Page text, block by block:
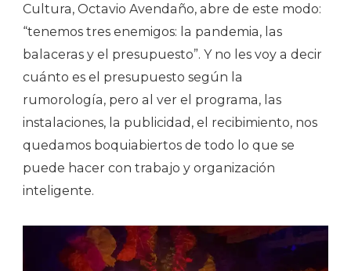
Cultura, Octavio Avendaño, abre de este modo:
“tenemos tres enemigos: la pandemia, las
balaceras y el presupuesto”. Y no les voy a decir
cuánto es el presupuesto según la
rumorología, pero al ver el programa, las
instalaciones, la publicidad, el recibimiento, nos
quedamos boquiabiertos de todo lo que se
puede hacer con trabajo y organización
inteligente.